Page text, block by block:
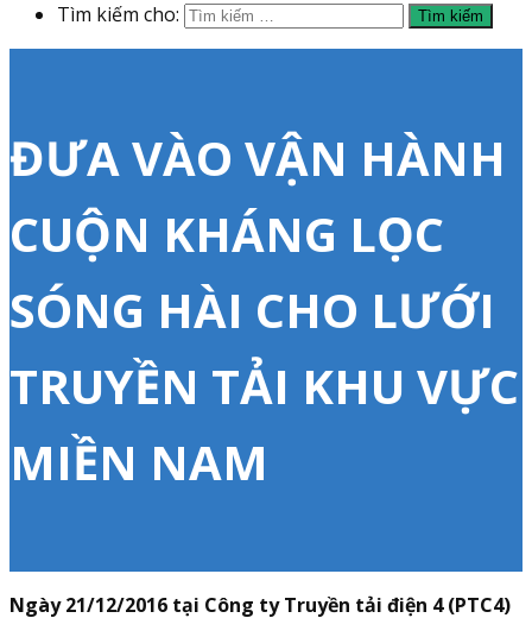
Tìm kiếm cho:
ĐƯA VÀO VẬN HÀNH
CUỘN KHÁNG LỌC
SÓNG HÀI CHO LƯỚI
TRUYỀN TẢI KHU VỰC
MIỀN NAM
Ngày 21/12/2016 tại Công ty Truyền tải điện 4 (PTC4)